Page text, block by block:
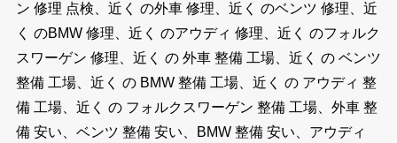
ン 修理 点検、近く の外車 修理、近く のベンツ 修理、近
く のBMW 修理、近く のアウディ 修理、近く のフォルク
スワーゲン 修理、近く の 外車 整備 工場、近く の ベンツ
整備 工場、近く の BMW 整備 工場、近く の アウディ 整
備 工場、近く の フォルクスワーゲン 整備 工場、外車 整
備 安い、ベンツ 整備 安い、BMW 整備 安い、アウディ